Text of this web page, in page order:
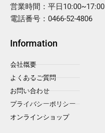
営業時間：平日10:00~17:00
電話番号：0466-52-4806
Information
会社概要
よくあるご質問
お問い合わせ
プライバシーポリシー
オンラインショップ